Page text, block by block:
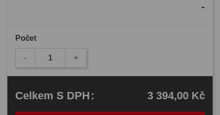
-
Počet
- +
Celkem S DPH: 3 394,00 Kč